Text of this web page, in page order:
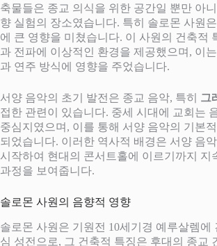
축물들은 종교 의식을 위한 공간일 뿐만 아
향 실험의 장소였습니다. 특히 솔로몬 사원
에 큰 영향을 미쳤습니다. 이 사원의 건축적
과 전파에 이상적인 환경을 제공했으며, 이
과 연주 방식에 영향을 주었습니다.
서양 음악의 초기 발전은 종교 음악, 특히 그
접한 관련이 있습니다. 중세 시대에 교회는
중심지였으며, 이를 통해 서양 음악의 기본
되었습니다. 이러한 역사적 배경은 서양 음
시작하여 현대의 콘서트홀에 이르기까지 지
과정을 보여줍니다.
솔로몬 사원의 음향적 영향
솔로몬 사원은 기원전 10세기경 예루살렘에
심 성전으로, 그 건축적 특징은 후대의 종교